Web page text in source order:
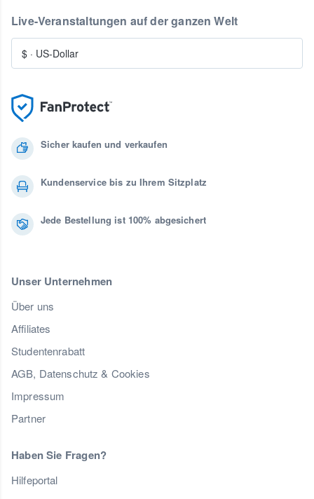
Sicher kaufen und verkaufen
Kundenservice bis zu Ihrem Sitzplatz
Jede Bestellung ist 100% abgesichert
Unser Unternehmen
Über uns
Affiliates
Studentenrabatt
AGB, Datenschutz & Cookies
Impressum
Partner
Haben Sie Fragen?
Hilfeportal
Live-Veranstaltungen auf der ganzen Welt
$ · US-Dollar